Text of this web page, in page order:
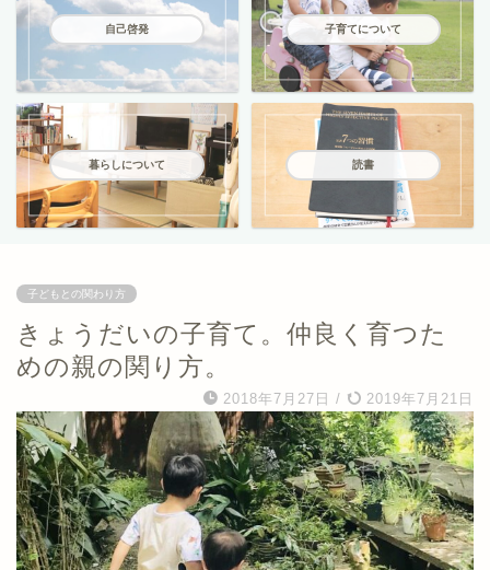
自己啓発 子育てについて
暮らしについて 読書
子どもとの関わり方
きょうだいの子育て。仲良く育つた
めの親の関り方。
2018年7月27日 / 2019年7月21日